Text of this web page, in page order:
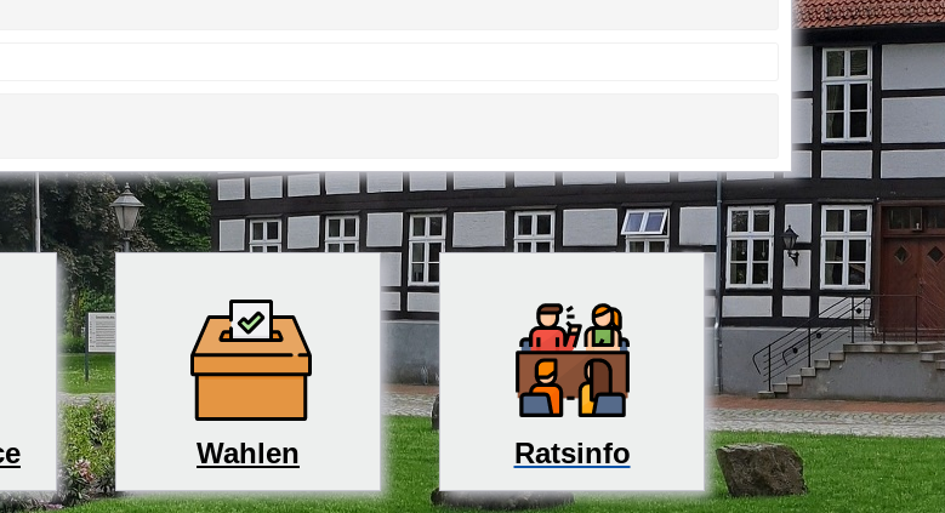
Wahlen Ratsinfo